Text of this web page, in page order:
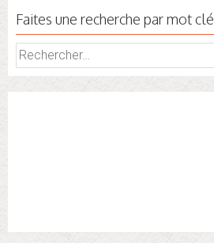
Faites une recherche par mot clé
Rechercher :